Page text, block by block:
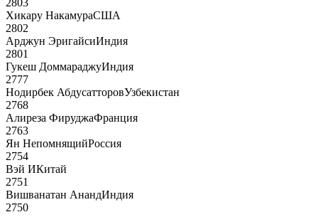
2803
Хикару НакамураСША
2802
Арджун ЭригайсиИндия
2801
Гукеш ДоммараджуИндия
2777
Нодирбек АбдусатторовУзбекистан
2768
Алиреза ФируджаФранция
2763
Ян НепомнящийРоссия
2754
Вэй ИКитай
2751
Вишванатан АнандИндия
2750